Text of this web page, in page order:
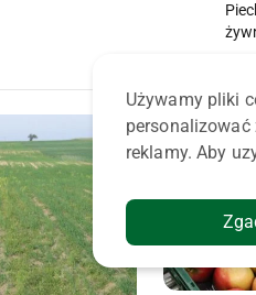
Używamy pliki
reklamy. Aby